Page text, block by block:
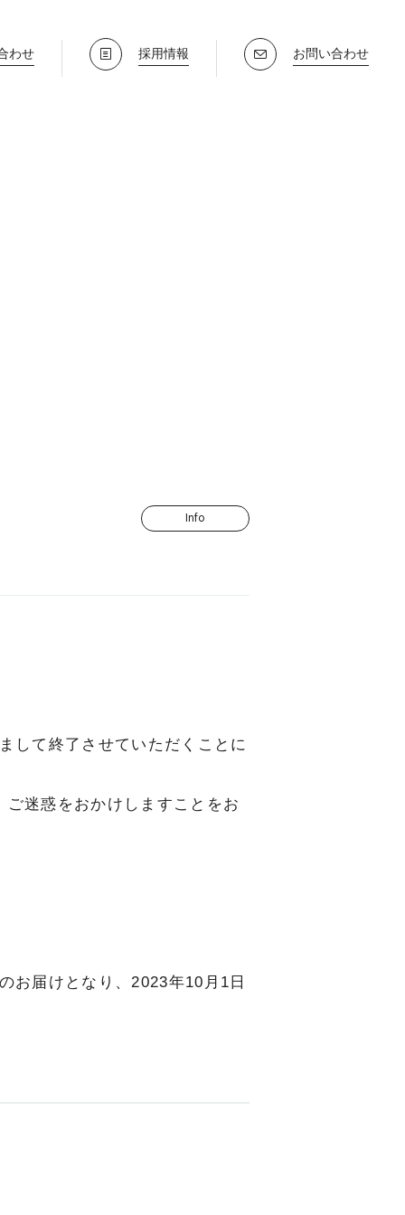
わせ 採用情報 お問い合わせ
Info
して終了させていただくことに
迷惑をおかけしますことをお
お届けとなり、2023年10月1日